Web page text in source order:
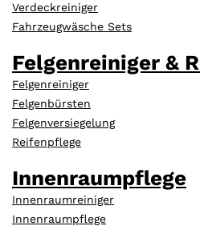
Verdeckreiniger
Fahrzeugwäsche Sets
Felgenreiniger &
Felgenreiniger
Felgenbürsten
Felgenversiegelung
Reifenpflege
Innenraumpflege
Innenraumreiniger
Innenraumpflege